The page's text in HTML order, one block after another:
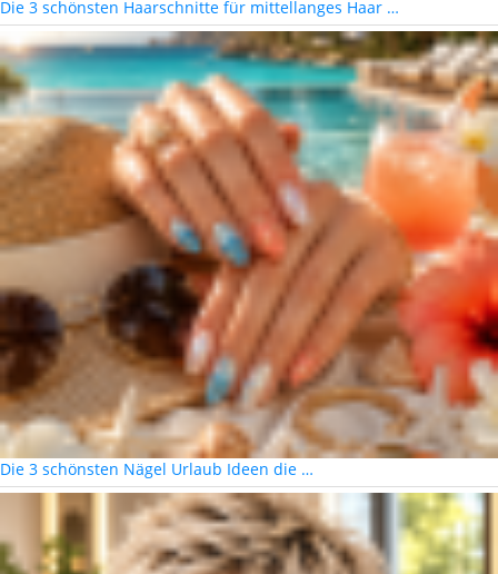
Die 3 schönsten Haarschnitte für mittellanges Haar …
Die 3 schönsten Nägel Urlaub Ideen die …